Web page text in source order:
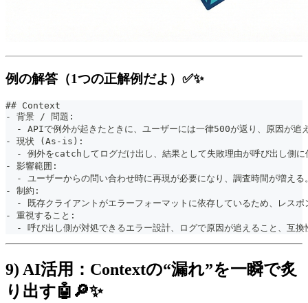
例の解答（1つの正解例だよ）✅✨
## Context
-
背景 / 問題:
-
APIで例外が起きたときに、ユーザーには一律500が返り、原因が追
-
現状 (As-is):
-
例外をcatchしてログだけ出し、結果として失敗理由が呼び出し側に
-
影響範囲:
-
ユーザーからの問い合わせ時に再現が必要になり、調査時間が増え
-
制約:
-
既存クライアントがエラーフォーマットに依存しているため、レス
-
重視すること:
-
呼び出し側が対処できるエラー設計、ログで原因が追えること、互換
9) AI活用：Contextの“漏れ”を一瞬で炙
り出す🤖🔎✨